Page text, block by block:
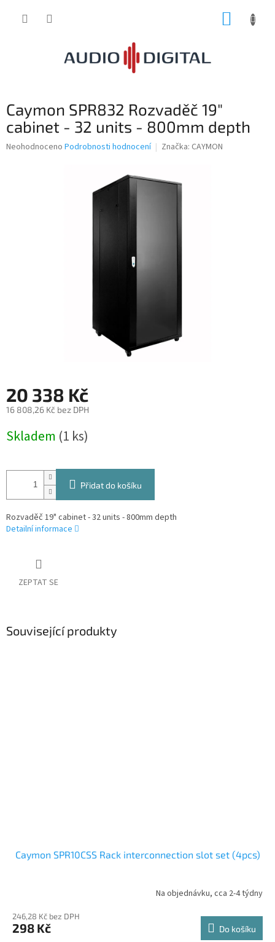
Caymon SPR832 Rozvaděč 19"
cabinet - 32 units - 800mm depth
Průměrné
Neohodnoceno Podrobnosti hodnocení Značka: CAYMON
20 338 Kč
16 808,26 Kč bez DPH
cena:
Skladem (1 ks)
Přidat do košíku
Rozvaděč 19" cabinet - 32 units - 800mm depth
Detailní informace
ZEPTAT SE
Související produkty
Caymon SPR10CSS Rack interconnection slot set (4pcs)
Na objednávku, cca 2-4 týdny
246,28 Kč bez DPH
298 Kč Do košíku